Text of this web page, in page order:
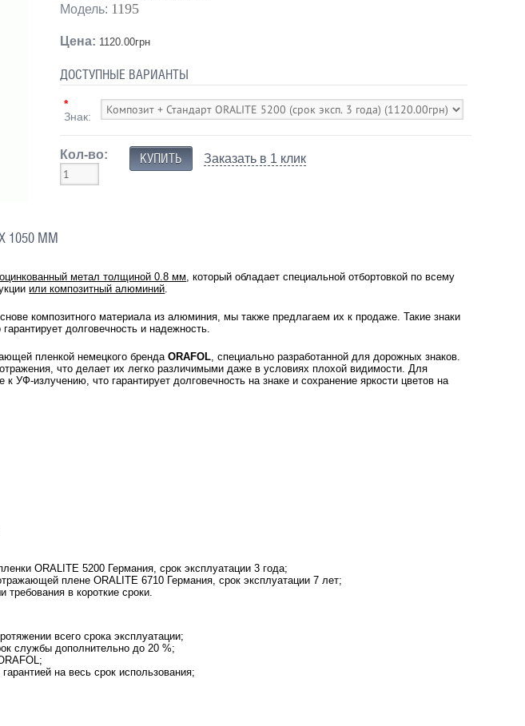
Модель: 1195
Цена: 1120.00грн
ДОСТУПНЫЕ ВАРИАНТЫ
*
Знак:
Кол-во: Заказать в 1 клик
1050 ММ
оцинкованный метал толщиной 0.8 мм , который обладает специальной отбортовкой по всему
или композитный алюминий
композитного материала из алюминия, мы также предлагаем их к продаже. Такие знаки
долговечность и надежность.
пленкой немецкого брендаORAFOL , специально разработанной для дорожных знаков.
что делает их легко различимыми даже в условиях плохой видимости. Для
УФ-излучению, что гарантирует долговечность на знаке и сохранение яркости цветов на
ORALITE 5200 Германия, срок эксплуатации 3 года;
плене ORALITE 6710 Германия, срок эксплуатации 7 лет;
в короткие сроки.
всего срока эксплуатации;
службы дополнительно до 20 %;
на весь срок использования;